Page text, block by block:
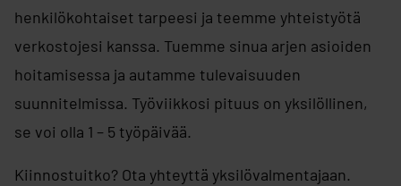
henkilökohtaiset tarpeesi ja teemme yhteistyötä
verkostojesi kanssa. Tuemme sinua arjen asioiden
hoitamisessa ja autamme tulevaisuuden
suunnitelmissa. Työviikkosi pituus on yksilöllinen,
se voi olla 1 – 5 työpäivää.
Kiinnostuitko? Ota yhteyttä yksilövalmentajaan.